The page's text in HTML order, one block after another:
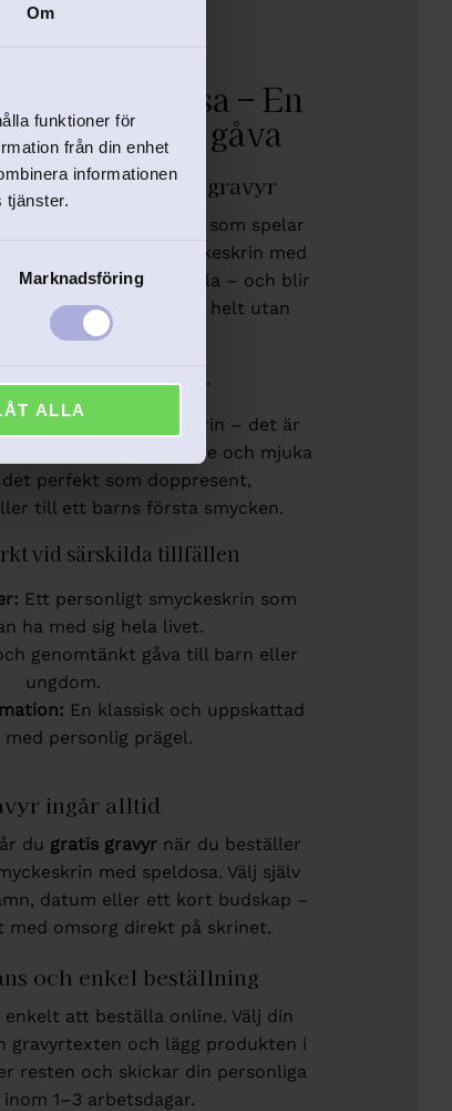
Om
funktioner för
från din enhet
informationen
tjänster.
Marknadsföring
ALLA
med speldosa – En
minnesvärd gåva
med personlig gravyr
smyckeskrin som spelar
det öppnas. Våra smyckeskrin med
och stämningsfulla – och blir
din personliga gravyr, helt utan
extra kostnad.
som väcker känslor
inte bara ett smyckeskrin – det är
sitt klassiska utseende och mjuka
perfekt som doppresent,
till ett barns första smycken.
vid särskilda tillfällen
Ett personligt smyckeskrin som
ha med sig hela livet.
genomtänkt gåva till barn eller
ungdom.
En klassisk och uppskattad
personlig prägel.
ingår alltid
du gratis gravyrnär du beställer
med speldosa. Välj själv
datum eller ett kort budskap –
med omsorg direkt på skrinet.
och enkel beställning
att beställa online. Välj din
gravyrtexten och lägg produkten i
resten och skickar din personliga
1–3 arbetsdagar.